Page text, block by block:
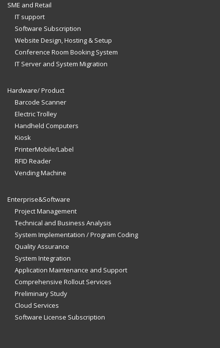
SME and Retail
IT support
Software Subscription
Website Design, Hosting & Setup
Conference Room Booking System
IT Server and System Migration
Hardware/ Product
Barcode Scanner
Electric Trolley
Handheld Computers
Kiosk
PrinterMobile/Label
RFID Reader
Vending Machine
Enterprise&Software
Project Management
Technical and Business Analysis
System Implementation / Program Coding
Quality Assurance
System Integration
Application Maintenance and Support
Comprehensive Rollout Services
Preliminary Study
Cloud Services
Software License Subscription